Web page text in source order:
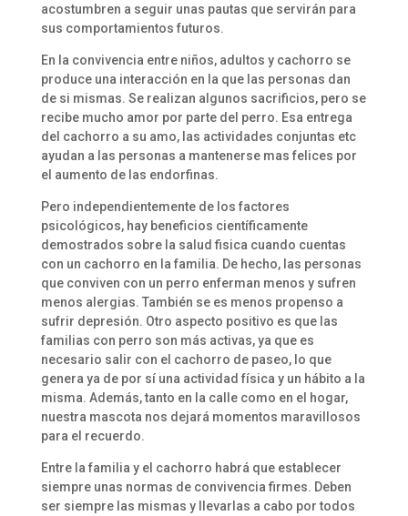
acostumbren a seguir unas pautas que servirán para
sus comportamientos futuros.
En la convivencia entre niños, adultos y cachorro se
produce una interacción en la que las personas dan
de si mismas. Se realizan algunos sacrificios, pero se
recibe mucho amor por parte del perro. Esa entrega
del cachorro a su amo, las actividades conjuntas etc
ayudan a las personas a mantenerse mas felices por
el aumento de las endorfinas.
Pero independientemente de los factores
psicológicos, hay beneficios científicamente
demostrados sobre la salud fisica cuando cuentas
con un cachorro en la familia. De hecho, las personas
que conviven con un perro enferman menos y sufren
menos alergias. También se es menos propenso a
sufrir depresión. Otro aspecto positivo es que las
familias con perro son más activas, ya que es
necesario salir con el cachorro de paseo, lo que
genera ya de por sí una actividad física y un hábito a la
misma. Además, tanto en la calle como en el hogar,
nuestra mascota nos dejará momentos maravillosos
para el recuerdo.
Entre la familia y el cachorro habrá que establecer
siempre unas normas de convivencia firmes. Deben
ser siempre las mismas y llevarlas a cabo por todos